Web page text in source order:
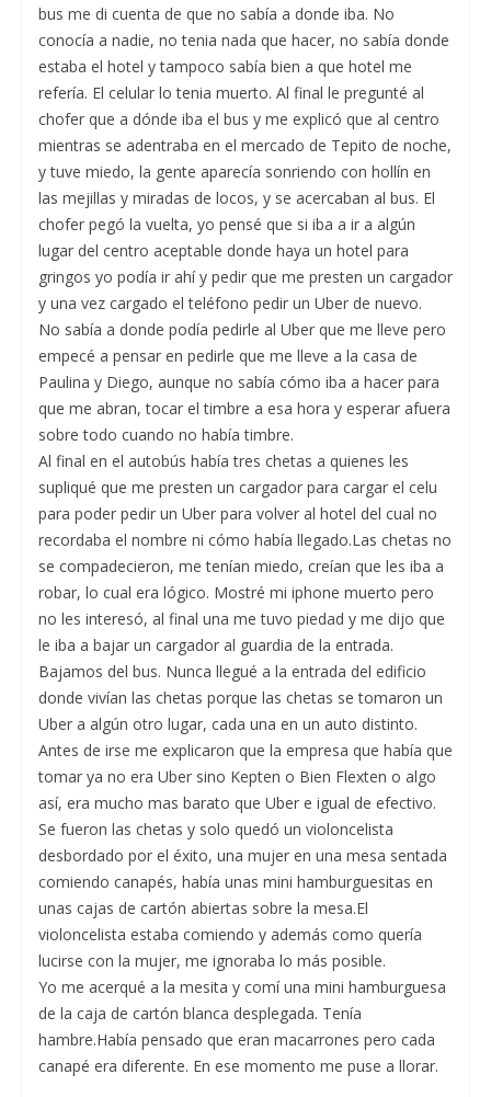
bus me di cuenta de que no sabía a donde iba. No
conocía a nadie, no tenia nada que hacer, no sabía donde
estaba el hotel y tampoco sabía bien a que hotel me
refería. El celular lo tenia muerto. Al final le pregunté al
chofer que a dónde iba el bus y me explicó que al centro
mientras se adentraba en el mercado de Tepito de noche,
y tuve miedo, la gente aparecía sonriendo con hollín en
las mejillas y miradas de locos, y se acercaban al bus. El
chofer pegó la vuelta, yo pensé que si iba a ir a algún
lugar del centro aceptable donde haya un hotel para
gringos yo podía ir ahí y pedir que me presten un cargador
y una vez cargado el teléfono pedir un Uber de nuevo.
No sabía a donde podía pedirle al Uber que me lleve pero
empecé a pensar en pedirle que me lleve a la casa de
Paulina y Diego, aunque no sabía cómo iba a hacer para
que me abran, tocar el timbre a esa hora y esperar afuera
sobre todo cuando no había timbre.
Al final en el autobús había tres chetas a quienes les
supliqué que me presten un cargador para cargar el celu
para poder pedir un Uber para volver al hotel del cual no
recordaba el nombre ni cómo había llegado.Las chetas no
se compadecieron, me tenían miedo, creían que les iba a
robar, lo cual era lógico. Mostré mi iphone muerto pero
no les interesó, al final una me tuvo piedad y me dijo que
le iba a bajar un cargador al guardia de la entrada.
Bajamos del bus. Nunca llegué a la entrada del edificio
donde vivían las chetas porque las chetas se tomaron un
Uber a algún otro lugar, cada una en un auto distinto.
Antes de irse me explicaron que la empresa que había que
tomar ya no era Uber sino Kepten o Bien Flexten o algo
así, era mucho mas barato que Uber e igual de efectivo.
Se fueron las chetas y solo quedó un violoncelista
desbordado por el éxito, una mujer en una mesa sentada
comiendo canapés, había unas mini hamburguesitas en
unas cajas de cartón abiertas sobre la mesa.El
violoncelista estaba comiendo y además como quería
lucirse con la mujer, me ignoraba lo más posible.
Yo me acerqué a la mesita y comí una mini hamburguesa
de la caja de cartón blanca desplegada. Tenía
hambre.Había pensado que eran macarrones pero cada
canapé era diferente. En ese momento me puse a llorar.